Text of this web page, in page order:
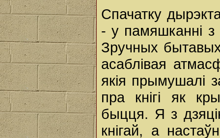
Спачатку
- у памяшканні
Зручных
асаблівая
якія прымушалі
пра кнігі як
быцця. Я з
кнігай, а